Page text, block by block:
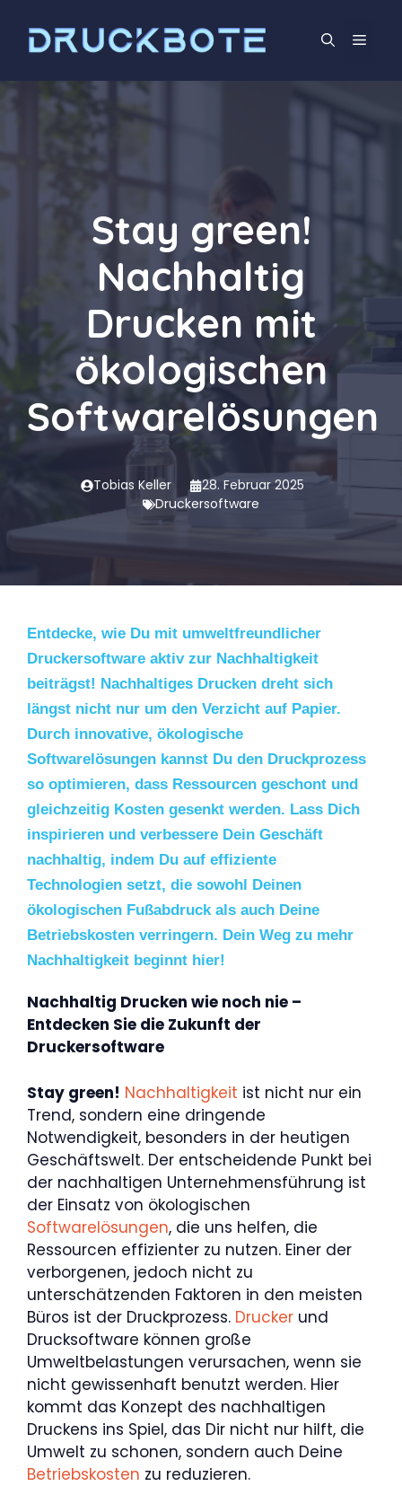
Inhalt
springen
Stay green!
Nachhaltig
Drucken mit
ökologischen
Softwarelösungen
Tobias Keller
28. Februar 2025
Druckersoftware
Entdecke, wie Du mit umweltfreundlicher
Druckersoftware aktiv zur Nachhaltigkeit
beiträgst! Nachhaltiges Drucken dreht sich
längst nicht nur um den Verzicht auf Papier.
Durch innovative, ökologische
Softwarelösungen kannst Du den Druckprozess
so optimieren, dass Ressourcen geschont und
gleichzeitig Kosten gesenkt werden. Lass Dich
inspirieren und verbessere Dein Geschäft
nachhaltig, indem Du auf effiziente
Technologien setzt, die sowohl Deinen
ökologischen Fußabdruck als auch Deine
Betriebskosten verringern. Dein Weg zu mehr
Nachhaltigkeit beginnt hier!
Nachhaltig Drucken wie noch nie –
Entdecken Sie die Zukunft der
Druckersoftware
Stay green! Nachhaltigkeit ist nicht nur ein
Trend, sondern eine dringende
Notwendigkeit, besonders in der heutigen
Geschäftswelt. Der entscheidende Punkt bei
der nachhaltigen Unternehmensführung ist
der Einsatz von ökologischen
Softwarelösungen, die uns helfen, die
Ressourcen effizienter zu nutzen. Einer der
verborgenen, jedoch nicht zu
unterschätzenden Faktoren in den meisten
Büros ist der Druckprozess. Drucker und
Drucksoftware können große
Umweltbelastungen verursachen, wenn sie
nicht gewissenhaft benutzt werden. Hier
kommt das Konzept des nachhaltigen
Druckens ins Spiel, das Dir nicht nur hilft, die
Umwelt zu schonen, sondern auch Deine
Betriebskosten zu reduzieren.